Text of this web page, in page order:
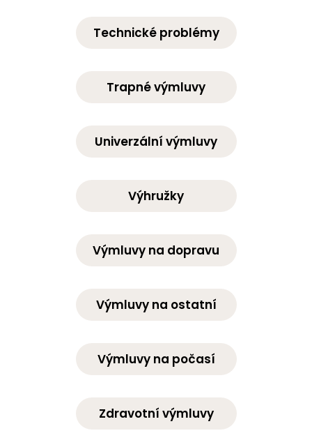
Technické problémy
Trapné výmluvy
Univerzální výmluvy
Výhružky
Výmluvy na dopravu
Výmluvy na ostatní
Výmluvy na počasí
Zdravotní výmluvy